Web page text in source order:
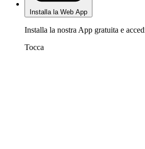
Installa la Web App
Installa la nostra App gratuita e
Tocca